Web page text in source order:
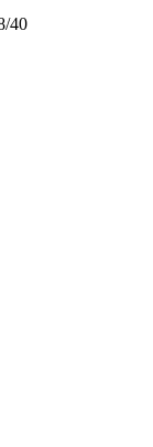
40